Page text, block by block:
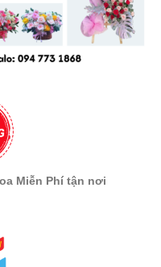
Miễn Phí tận nơi